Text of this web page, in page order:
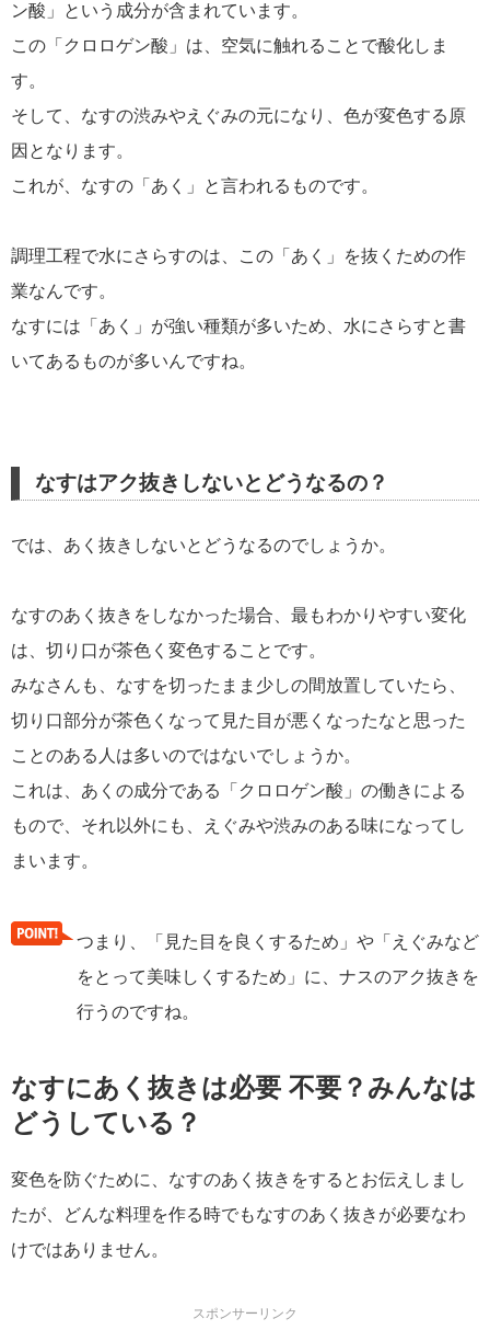
ン酸」という成分が含まれています。
この「クロロゲン酸」は、空気に触れることで酸化しま
す。
そして、なすの渋みやえぐみの元になり、色が変色する原
因となります。
これが、なすの「あく」と言われるものです。
調理工程で水にさらすのは、この「あく」を抜くための作
業なんです。
なすには「あく」が強い種類が多いため、水にさらすと書
いてあるものが多いんですね。
なすはアク抜きしないとどうなるの？
では、あく抜きしないとどうなるのでしょうか。
なすのあく抜きをしなかった場合、最もわかりやすい変化
は、切り口が茶色く変色することです。
みなさんも、なすを切ったまま少しの間放置していたら、
切り口部分が茶色くなって見た目が悪くなったなと思った
ことのある人は多いのではないでしょうか。
これは、あくの成分である「クロロゲン酸」の働きによる
もので、それ以外にも、えぐみや渋みのある味になってし
まいます。
つまり、「見た目を良くするため」や「えぐみなど
をとって美味しくするため」に、ナスのアク抜きを
行うのですね。
なすにあく抜きは必要 不要？みんなは
どうしている？
変色を防ぐために、なすのあく抜きをするとお伝えしまし
たが、どんな料理を作る時でもなすのあく抜きが必要なわ
けではありません。
スポンサーリンク